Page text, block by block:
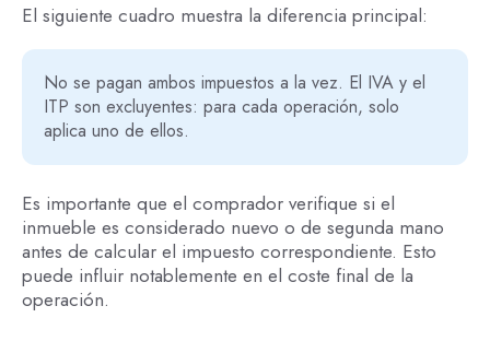
El siguiente cuadro muestra la diferencia principal:
No se pagan ambos impuestos a la vez. El IVA y el
ITP son excluyentes: para cada operación, solo
aplica uno de ellos.
Es importante que el comprador verifique si el
inmueble es considerado nuevo o de segunda mano
antes de calcular el impuesto correspondiente. Esto
puede influir notablemente en el coste final de la
operación.